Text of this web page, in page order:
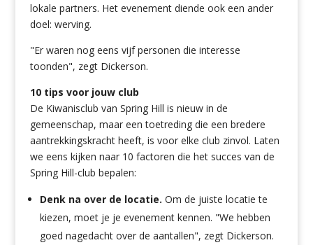
lokale partners. Het evenement diende ook een ander
doel: werving.
"Er waren nog eens vijf personen die interesse
toonden", zegt Dickerson.
10 tips voor jouw club
De Kiwanisclub van Spring Hill is nieuw in de
gemeenschap, maar een toetreding die een bredere
aantrekkingskracht heeft, is voor elke club zinvol. Laten
we eens kijken naar 10 factoren die het succes van de
Spring Hill-club bepalen:
Denk na over de locatie. Om de juiste locatie te
kiezen, moet je je evenement kennen. "We hebben
goed nagedacht over de aantallen", zegt Dickerson.